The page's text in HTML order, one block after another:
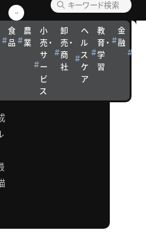
食
品
農
業
小
売・
サ
ー
ビ
ス
卸
売・
商
社
ヘ
ル
ス
ケ
ア
教
育・
学
習
金
融